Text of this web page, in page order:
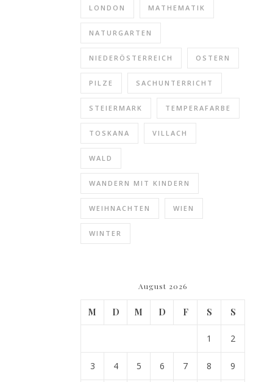
LONDON MATHEMATIK
NATURGARTEN
NIEDERÖSTERREICH OSTERN
PILZE SACHUNTERRICHT
STEIERMARK TEMPERAFARBE
TOSKANA VILLACH
WALD
WANDERN MIT KINDERN
WEIHNACHTEN WIEN
WINTER
August 2026
M D M D F S S
1 2
3 4 5 6 7 8 9